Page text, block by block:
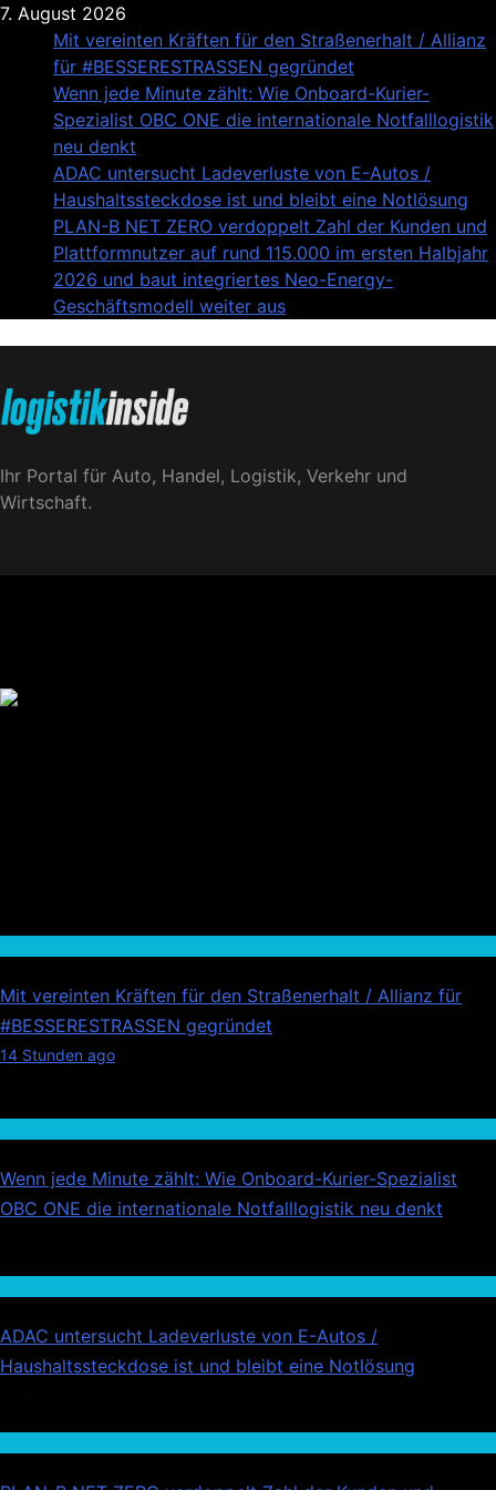
Skip
content
7. August 2026
Mit vereinten Kräften für den Straßenerhalt / Allianz
für #BESSERESTRASSEN gegründet
Wenn jede Minute zählt: Wie Onboard-Kurier-
Spezialist OBC ONE die internationale Notfalllogistik
neu denkt
ADAC untersucht Ladeverluste von E-Autos /
Haushaltssteckdose ist und bleibt eine Notlösung
PLAN-B NET ZERO verdoppelt Zahl der Kunden und
Plattformnutzer auf rund 115.000 im ersten Halbjahr
2026 und baut integriertes Neo-Energy-
Geschäftsmodell weiter aus
Logistik|Inside
Ihr Portal für Auto, Handel, Logistik, Verkehr und
Wirtschaft.
Mit vereinten Kräften für den Straßenerhalt / Allianz für
#BESSERESTRASSEN gegründet
14 Stunden ago
Wenn jede Minute zählt: Wie Onboard-Kurier-Spezialist
OBC ONE die internationale Notfalllogistik neu denkt
ADAC untersucht Ladeverluste von E-Autos /
Haushaltssteckdose ist und bleibt eine Notlösung